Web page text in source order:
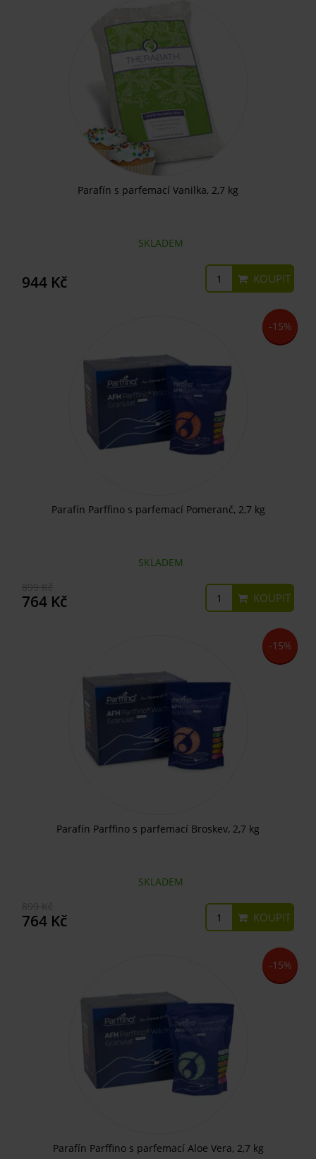
Parafín s parfemací Vanilka, 2,7 kg
SKLADEM
944 Kč KOUPIT
-15%
Parafín Parffino s parfemací Pomeranč, 2,7 kg
SKLADEM
764 Kč KOUPIT
-15%
Parafín Parffino s parfemací Broskev, 2,7 kg
SKLADEM
764 Kč KOUPIT
-15%
Parafín Parffino s parfemací Aloe Vera, 2,7 kg